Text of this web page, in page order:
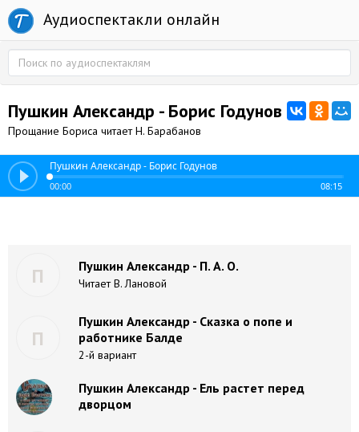
Аудиоспектакли онлайн
Пушкин Александр - Борис Годунов
Прощание Бориса читает Н. Барабанов
Пушкин Александр - Борис Годунов
00:00 08:15
П Пушкин Александр - П. А. О.
Читает В. Лановой
П
Пушкин Александр - Сказка о попе и
работнике Балде
2-й вариант
Пушкин Александр - Ель растет перед
дворцом